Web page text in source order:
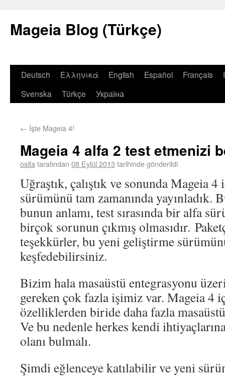
Mageia Blog (Türkçe)
Deutsch Ελληνικά English Español Français
Svenska
Türkçe Україна
← İşte Mageia 4!
Mageia 4 alfa 2 test etmenizi
osifa tarafından 08 Eylül 2013 tarihinde gönderildi
Uğraştık, çalıştık ve sonunda Mageia
sürümünü tam zamanında yayınladık.
bunun anlamı, test sırasında bir alfa
birçok sorunun çıkmış olmasıdır.
teşekkürler, bu yeni geliştirme
keşfedebilirsiniz.
Bizim hala masaüstü entegrasyonu
gereken çok fazla işimiz var. Mageia 4
özelliklerden biride daha fazla masaüstü
Ve bu nedenle herkes kendi
olanı bulmalı.
Şimdi eğlenceye katılabilir ve yeni